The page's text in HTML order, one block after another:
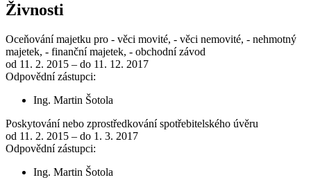
Živnosti
Oceňování majetku pro - věci movité, - věci nemovité, - nehmotný
majetek, - finanční majetek, - obchodní závod
od 11. 2. 2015 – do 11. 12. 2017
Odpovědní zástupci:
Ing. Martin Šotola
Poskytování nebo zprostředkování spotřebitelského úvěru
od 11. 2. 2015 – do 1. 3. 2017
Odpovědní zástupci:
Ing. Martin Šotola